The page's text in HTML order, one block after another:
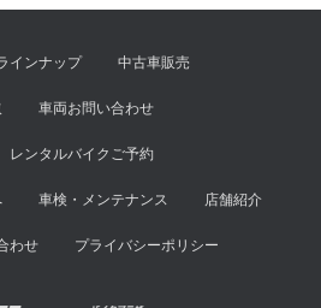
インナップ 中古車販売
車両お問い合わせ
レンタルバイクご予約
車検・メンテナンス 店舗紹介
わせ プライバシーポリシー